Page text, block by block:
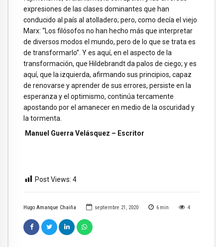
Hugo Amanque Chaiña septiembre 21, 2020 6 min 4
expresiones de las clases dominantes que han
conducido al país al atolladero; pero, como decía el viejo
Marx: “Los filósofos no han hecho más que interpretar
de diversos modos el mundo, pero de lo que se trata es
de transformarlo”. Y es aquí, en el aspecto de la
transformación, que Hildebrandt da palos de ciego; y es
aquí, que la izquierda, afirmando sus principios, capaz
de renovarse y aprender de sus errores, persiste en la
esperanza y el optimismo, continúa tercamente
apostando por el amanecer en medio de la oscuridad y
la tormenta.
Manuel Guerra Velásquez – Escritor
Post Views: 4